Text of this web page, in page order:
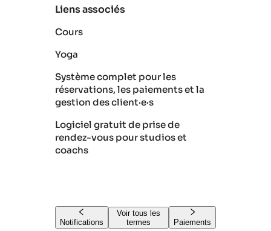
Liens associés
Cours
Yoga
Système complet pour les
réservations, les paiements et la
gestion des client·e·s
Logiciel gratuit de prise de
rendez-vous pour studios et
coachs
Notifications
Voir tous les
termes
Paiements